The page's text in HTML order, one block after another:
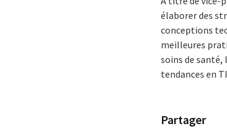
élaborer des
conceptions
meilleures
soins de santé,
tendances en
Partager